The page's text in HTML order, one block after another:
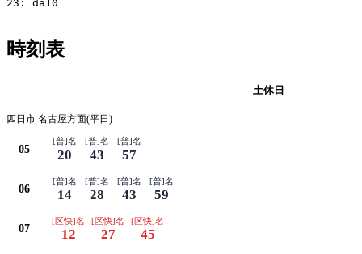
23: da10
時刻表
土休日
四日市 名古屋方面(平日)
05
[普]名
20
[普]名
43
[普]名
57
06
[普]名
14
[普]名
28
[普]名
43
[普]名
59
07
[区快]名
12
[区快]名
27
[区快]名
45